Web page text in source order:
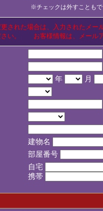
※チェックは外すことも
された場合は、入力されたメ
さい。 お客様情報は、メール
年
月
建物名
部屋番号
自宅
携帯